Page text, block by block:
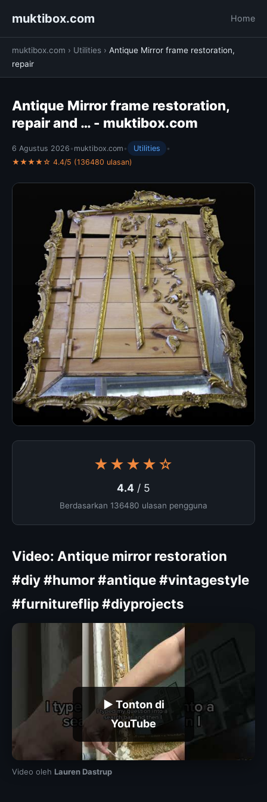
muktibox.com Home
muktibox.com › Utilities › Antique Mirror frame restoration,
repair
Antique Mirror frame restoration,
repair and … - muktibox.com
6 Agustus 2026 • muktibox.com • Utilities
•
★★★★☆ 4.4/5 (136480 ulasan)
★★★★☆
4.4 / 5
Berdasarkan 136480 ulasan pengguna
Video: Antique mirror restoration
#diy #humor #antique #vintagestyle
#furnitureflip #diyprojects
▶ Tonton di
YouTube
Video oleh Lauren Dastrup